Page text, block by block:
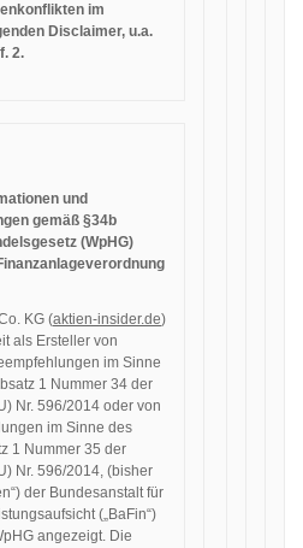
im
Disclaimer, u.a.
2.
und
gemäß §34b
(WpHG)
KG (aktien-insider.de)
als Ersteller von
im Sinne
1 Nummer 34 der
Nr. 596/2014 oder von
im Sinne des
1 Nummer 35 der
Nr. 596/2014, (bisher
der Bundesanstalt für
(„BaFin“)
angezeigt. Die